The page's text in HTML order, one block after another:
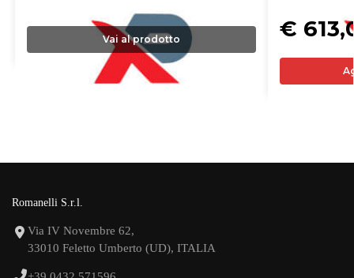
Vai al prodotto €
Romanelli S.r.l.
Via IV Novembre 62,
33010 Feletto Umberto (UD), ITALIA